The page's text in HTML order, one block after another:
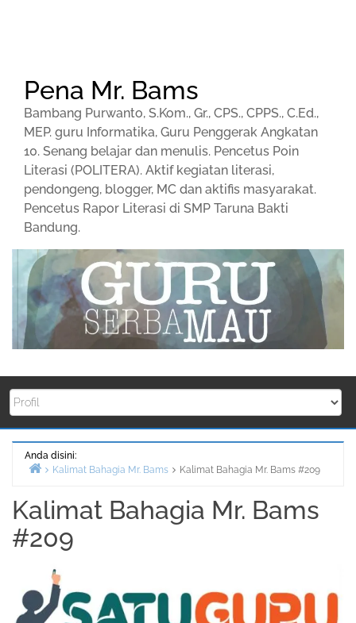
Pena Mr. Bams
Bambang Purwanto, S.Kom., Gr., CPS., CPPS., C.Ed.,
MEP. guru Informatika, Guru Penggerak Angkatan
10. Senang belajar dan menulis. Pencetus Poin
Literasi (POLITERA). Aktif kegiatan literasi,
pendongeng, blogger, MC dan aktifis masyarakat.
Pencetus Rapor Literasi di SMP Taruna Bakti
Bandung.
Anda disini:
Kalimat Bahagia Mr. Bams Kalimat Bahagia Mr. Bams #209
Kalimat Bahagia Mr. Bams
#209